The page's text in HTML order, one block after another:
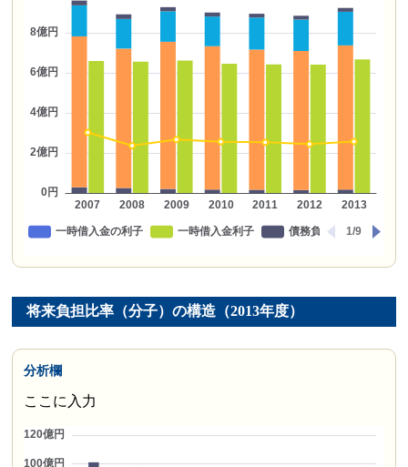
将来負担比率（分子）の構造（2013年度）
分析欄
ここに入力